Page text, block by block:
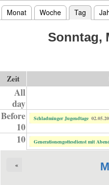
Haupt-Reiter
Monat Woche Tag
Sonntag,
Zeit
All
day
Before
10
Schladminger Jugendtage
10 Generationengottesdienst mit
«